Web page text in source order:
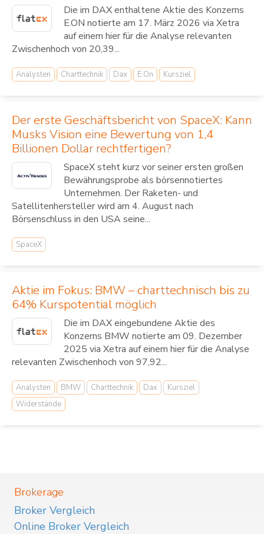
Die im DAX enthaltene Aktie des Konzerns
E.ON notierte am 17. März 2026 via Xetra
auf einem hier für die Analyse relevanten
Zwischenhoch von 20,39...
Analysten Charttechnik Dax E.On Kursziel
Der erste Geschäftsbericht von SpaceX: Kann
Musks Vision eine Bewertung von 1,4
Billionen Dollar rechtfertigen?
SpaceX steht kurz vor seiner ersten großen
Bewährungsprobe als börsennotiertes
Unternehmen. Der Raketen- und
Satellitenhersteller wird am 4. August nach
Börsenschluss in den USA seine...
SpaceX
Aktie im Fokus: BMW – charttechnisch bis zu
64% Kurspotential möglich
Die im DAX eingebundene Aktie des
Konzerns BMW notierte am 09. Dezember
2025 via Xetra auf einem hier für die Analyse
relevanten Zwischenhoch von 97,92...
Analysten BMW Charttechnik Dax
Kursziel
Widerstände
Brokerage
Broker Vergleich
Online Broker Vergleich